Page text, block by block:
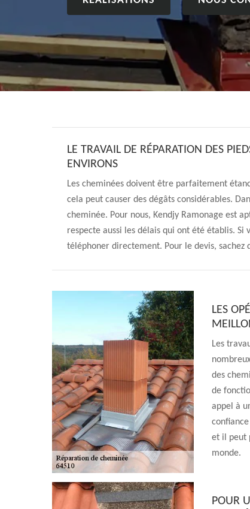
LE TRAVAIL DE RÉPARATION DES
ENVIRONS
Les cheminées doivent être parfaitement
cela peut causer des dégâts considérables.
cheminée. Pour nous, Kendjy Ramonage est
respecte aussi les délais qui ont été établis.
téléphoner directement. Pour le devis,
LES
Les
des
de
appel à
et il peut
monde.
POUR